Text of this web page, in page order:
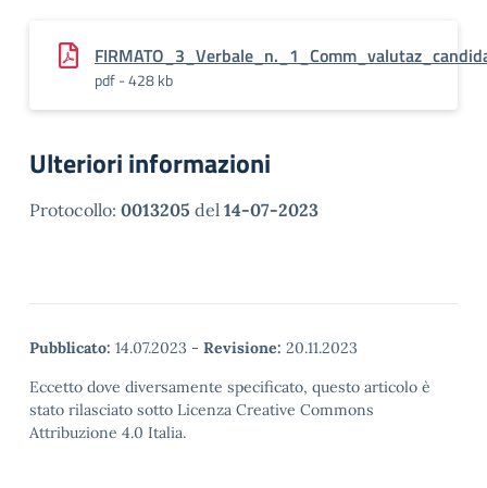
pdf - 428 kb
Ulteriori informazioni
Protocollo: 0013205 del 14-07-2023
Pubblicato: 14.07.2023 - Revisione: 20.11.2023
Eccetto dove diversamente specificato, questo articolo è
stato rilasciato sotto Licenza Creative Commons
Attribuzione 4.0 Italia.